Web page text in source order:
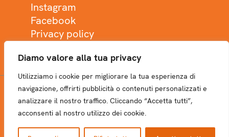
Diamo valore alla tua privacy
Utilizziamo i cookie per migliorare la tua esperienza di
navigazione, offrirti pubblicità o contenuti personalizzati e
analizzare il nostro traffico. Cliccando “Accetta tutti”,
acconsenti al nostro utilizzo dei cookie.
Instagram
Facebook
Privacy policy
NEWSLETTER